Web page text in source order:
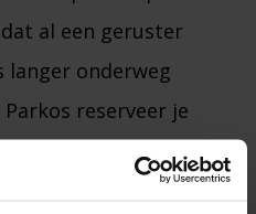
al een geruster
langer onderweg
reserveer je
vlak bij de
zoals